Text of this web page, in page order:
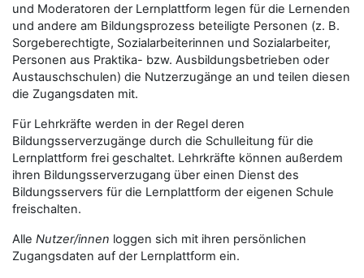
und Moderatoren der Lernplattform legen für die Lernenden
und andere am Bildungsprozess beteiligte Personen (z. B.
Sorgeberechtigte, Sozialarbeiterinnen und Sozialarbeiter,
Personen aus Praktika- bzw. Ausbildungsbetrieben oder
Austauschschulen) die Nutzerzugänge an und teilen diesen
die Zugangsdaten mit.
Für Lehrkräfte werden in der Regel deren
Bildungsserverzugänge durch die Schulleitung für die
Lernplattform frei geschaltet. Lehrkräfte können außerdem
ihren Bildungsserverzugang über einen Dienst des
Bildungsservers für die Lernplattform der eigenen Schule
freischalten.
Alle Nutzer/innen loggen sich mit ihren persönlichen
Zugangsdaten auf der Lernplattform ein.